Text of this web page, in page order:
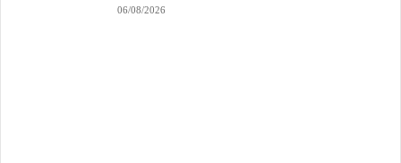
06/08/2026